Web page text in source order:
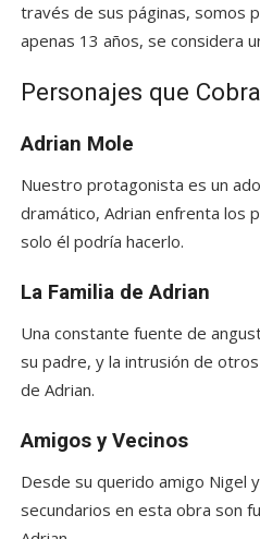
través de sus páginas, somos
apenas 13 años, se considera
Personajes que
Adrian Mole
Nuestro protagonista es un
dramático, Adrian enfrenta los
solo él podría hacerlo.
La Familia de Adrian
Una constante fuente de
su padre, y la intrusión de
de Adrian.
Amigos y Vecinos
Desde su querido amigo Nigel
secundarios en esta obra son